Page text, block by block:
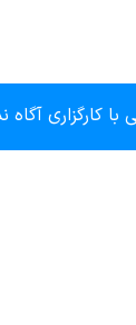
کارگزاری آگاه